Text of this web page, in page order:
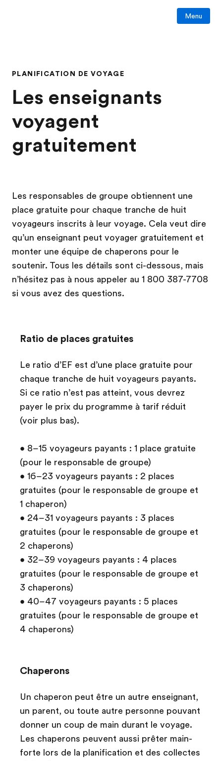
Menu
PLANIFICATION DE VOYAGE
Les enseignants
voyagent
gratuitement
Les responsables de groupe obtiennent une
place gratuite pour chaque tranche de huit
voyageurs inscrits à leur voyage. Cela veut dire
qu’un enseignant peut voyager gratuitement et
monter une équipe de chaperons pour le
soutenir. Tous les détails sont ci-dessous, mais
n’hésitez pas à nous appeler au 1 800 387-7708
si vous avez des questions.
Ratio de places gratuites
Le ratio d’EF est d’une place gratuite pour
chaque tranche de huit voyageurs payants.
Si ce ratio n’est pas atteint, vous devrez
payer le prix du programme à tarif réduit
(voir plus bas).
• 8–15 voyageurs payants : 1 place gratuite
(pour le responsable de groupe)
• 16–23 voyageurs payants : 2 places
gratuites (pour le responsable de groupe et
1 chaperon)
• 24–31 voyageurs payants : 3 places
gratuites (pour le responsable de groupe et
2 chaperons)
• 32–39 voyageurs payants : 4 places
gratuites (pour le responsable de groupe et
3 chaperons)
• 40–47 voyageurs payants : 5 places
gratuites (pour le responsable de groupe et
4 chaperons)
Chaperons
Un chaperon peut être un autre enseignant,
un parent, ou toute autre personne pouvant
donner un coup de main durant le voyage.
Les chaperons peuvent aussi prêter main-
forte lors de la planification et des collectes